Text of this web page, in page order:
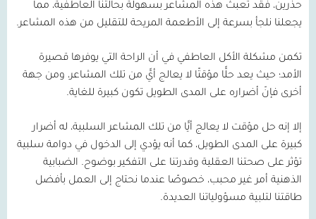
حذرين، فقد تعبث هذه المشاعر بسهولة بحالتنا العاطفية، مما
يجعلنا نلجأ بسرعة إلى الأطعمة المريحة للتقليل من هذه المشاعر.
تكمن مشكلة الأكل العاطفي في أن الراحة التي يوفرها قصيرة
الأمد؛ حيث يعد حلًّا مؤقتًا لا يعالج أيًّ من تلك المشاعر، ومن جهة
أخرى فإنّ أضراره على المدى الطويل تكون كبيرة للغاية.
إلا إنه حل مؤقت لا يعالج أيًّا من تلك المشاعر السلبية، له أضرار
كبيرة على المدى الطويل، كما أنه يؤدي إلى الدخول في دوامة سلبية
تؤثر على صحتنا العقلية وقدرتنا على التفكير بوضوح. الضبابية
الذهنية أمر غير محبب، خصوصًا عندما نحتاج إلى العمل بأفضل
طاقتنا لتلبية مسؤولياتنا العديدة.